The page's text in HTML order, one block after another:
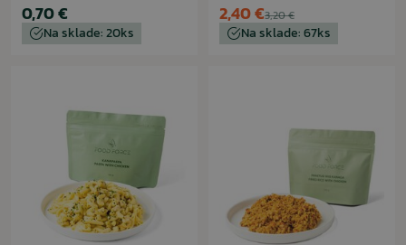
0,70 €
Na sklade: 20ks
3,20 €
2,40 €
Na sklade: 67ks